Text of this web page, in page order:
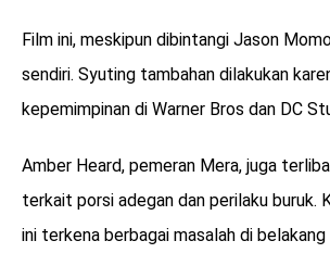
Film ini, meskipun dibintangi Jason
sendiri. Syuting tambahan dilakukan
kepemimpinan di Warner Bros dan DC
Amber Heard, pemeran Mera, juga
terkait porsi adegan dan perilaku buruk.
ini terkena berbagai masalah di belakang